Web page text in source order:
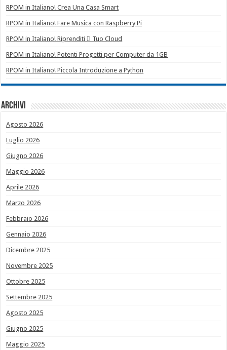
RPOM in Italiano! Crea Una Casa Smart
RPOM in Italiano! Fare Musica con Raspberry Pi
RPOM in Italiano! Riprenditi Il Tuo Cloud
RPOM in Italiano! Potenti Progetti per Computer da 1GB
RPOM in Italiano! Piccola Introduzione a Python
Archivi
Agosto 2026
Luglio 2026
Giugno 2026
Maggio 2026
Aprile 2026
Marzo 2026
Febbraio 2026
Gennaio 2026
Dicembre 2025
Novembre 2025
Ottobre 2025
Settembre 2025
Agosto 2025
Giugno 2025
Maggio 2025